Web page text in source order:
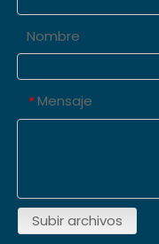
Nombre
* Mensaje
Subir archivos